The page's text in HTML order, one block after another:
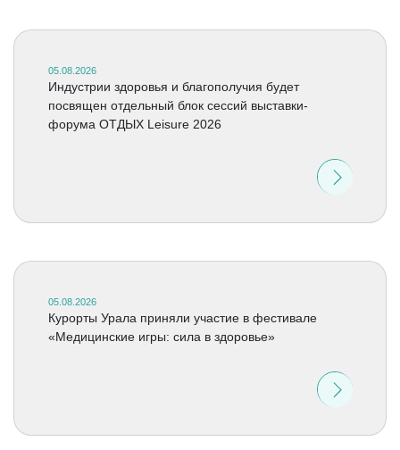
05.08.2026
Индустрии здоровья и благополучия будет
посвящен отдельный блок сессий выставки-
форума ОТДЫХ Leisure 2026
05.08.2026
Курорты Урала приняли участие в фестивале
«Медицинские игры: сила в здоровье»